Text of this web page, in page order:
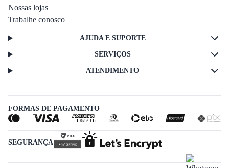
Nossas lojas
Trabalhe conosco
AJUDA E SUPORTE
SERVIÇOS
ATENDIMENTO
FORMAS DE PAGAMENTO
SEGURANÇA